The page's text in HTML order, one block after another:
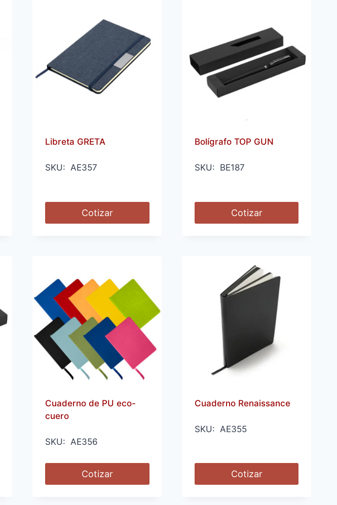
Libreta GRETA
SKU: AE357
Cotizar
Bolígrafo TOP GUN
SKU: BE187
Cotizar
Cuaderno de PU eco-
cuero
SKU: AE356
Cotizar
Cuaderno Renaissance
SKU: AE355
Cotizar